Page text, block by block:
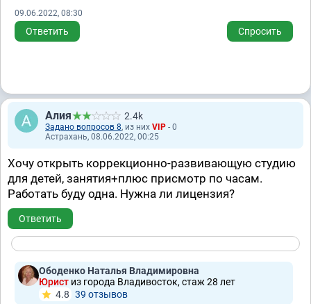
09.06.2022, 08:30
Ответить Спросить
Алия 2.4k
Задано вопросов 8, из них VIP - 0
Астрахань, 08.06.2022, 00:25
Хочу открыть коррекционно-развивающую студию
для детей, занятия+плюс присмотр по часам.
Работать буду одна. Нужна ли лицензия?
Ответить
Ободенко Наталья Владимировна
Юрист из города Владивосток, стаж 28 лет
4.8 39 отзывов